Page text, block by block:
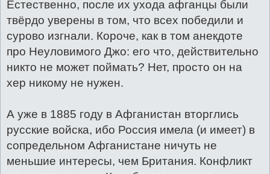
Естественно, после их ухода афганцы были
твёрдо уверены в том, что всех победили и
сурово изгнали. Короче, как в том анекдоте
про Неуловимого Джо: его что, действительно
никто не может поймать? Нет, просто он на
хер никому не нужен.
А уже в 1885 году в Афганистан вторглись
русские войска, ибо Россия имела (и имеет) в
сопредельном Афганистане ничуть не
меньшие интересы, чем Британия. Конфликт